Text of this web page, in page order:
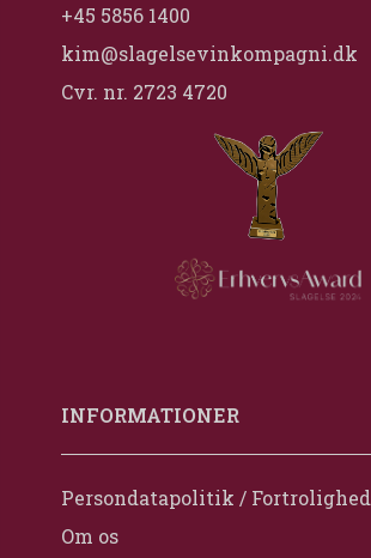
+45 5856 1400
kim@slagelsevinkompagni.dk
Cvr. nr. 2723 4720
INFORMATIONER
Persondatapolitik / Fortrolighed
Om os